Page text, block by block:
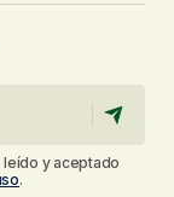
y aceptado
.